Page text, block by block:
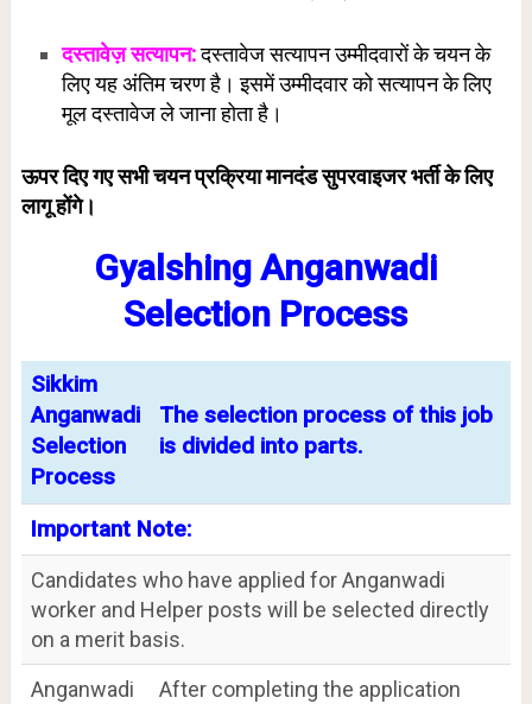
दस्तावेज़ सत्यापन:दस्तावेज सत्यापन उम्मीदवारों के चयन के
लिए यह अंतिम चरण है। इसमें उम्मीदवार को सत्यापन के लिए
मूल दस्तावेज ले जाना होता है।
ऊपर दिए गए सभी चयन प्रक्रिया मानदंड सुपरवाइजर भर्ती के लिए
लागू होंगे।
Gyalshing Anganwadi
Selection Process
Sikkim
Anganwadi
Selection
Process
The selection process of this job
is divided into parts.
Important Note:
Candidates who have applied for Anganwadi
worker and Helper posts will be selected directly
on a merit basis.
Anganwadi
After completing the application